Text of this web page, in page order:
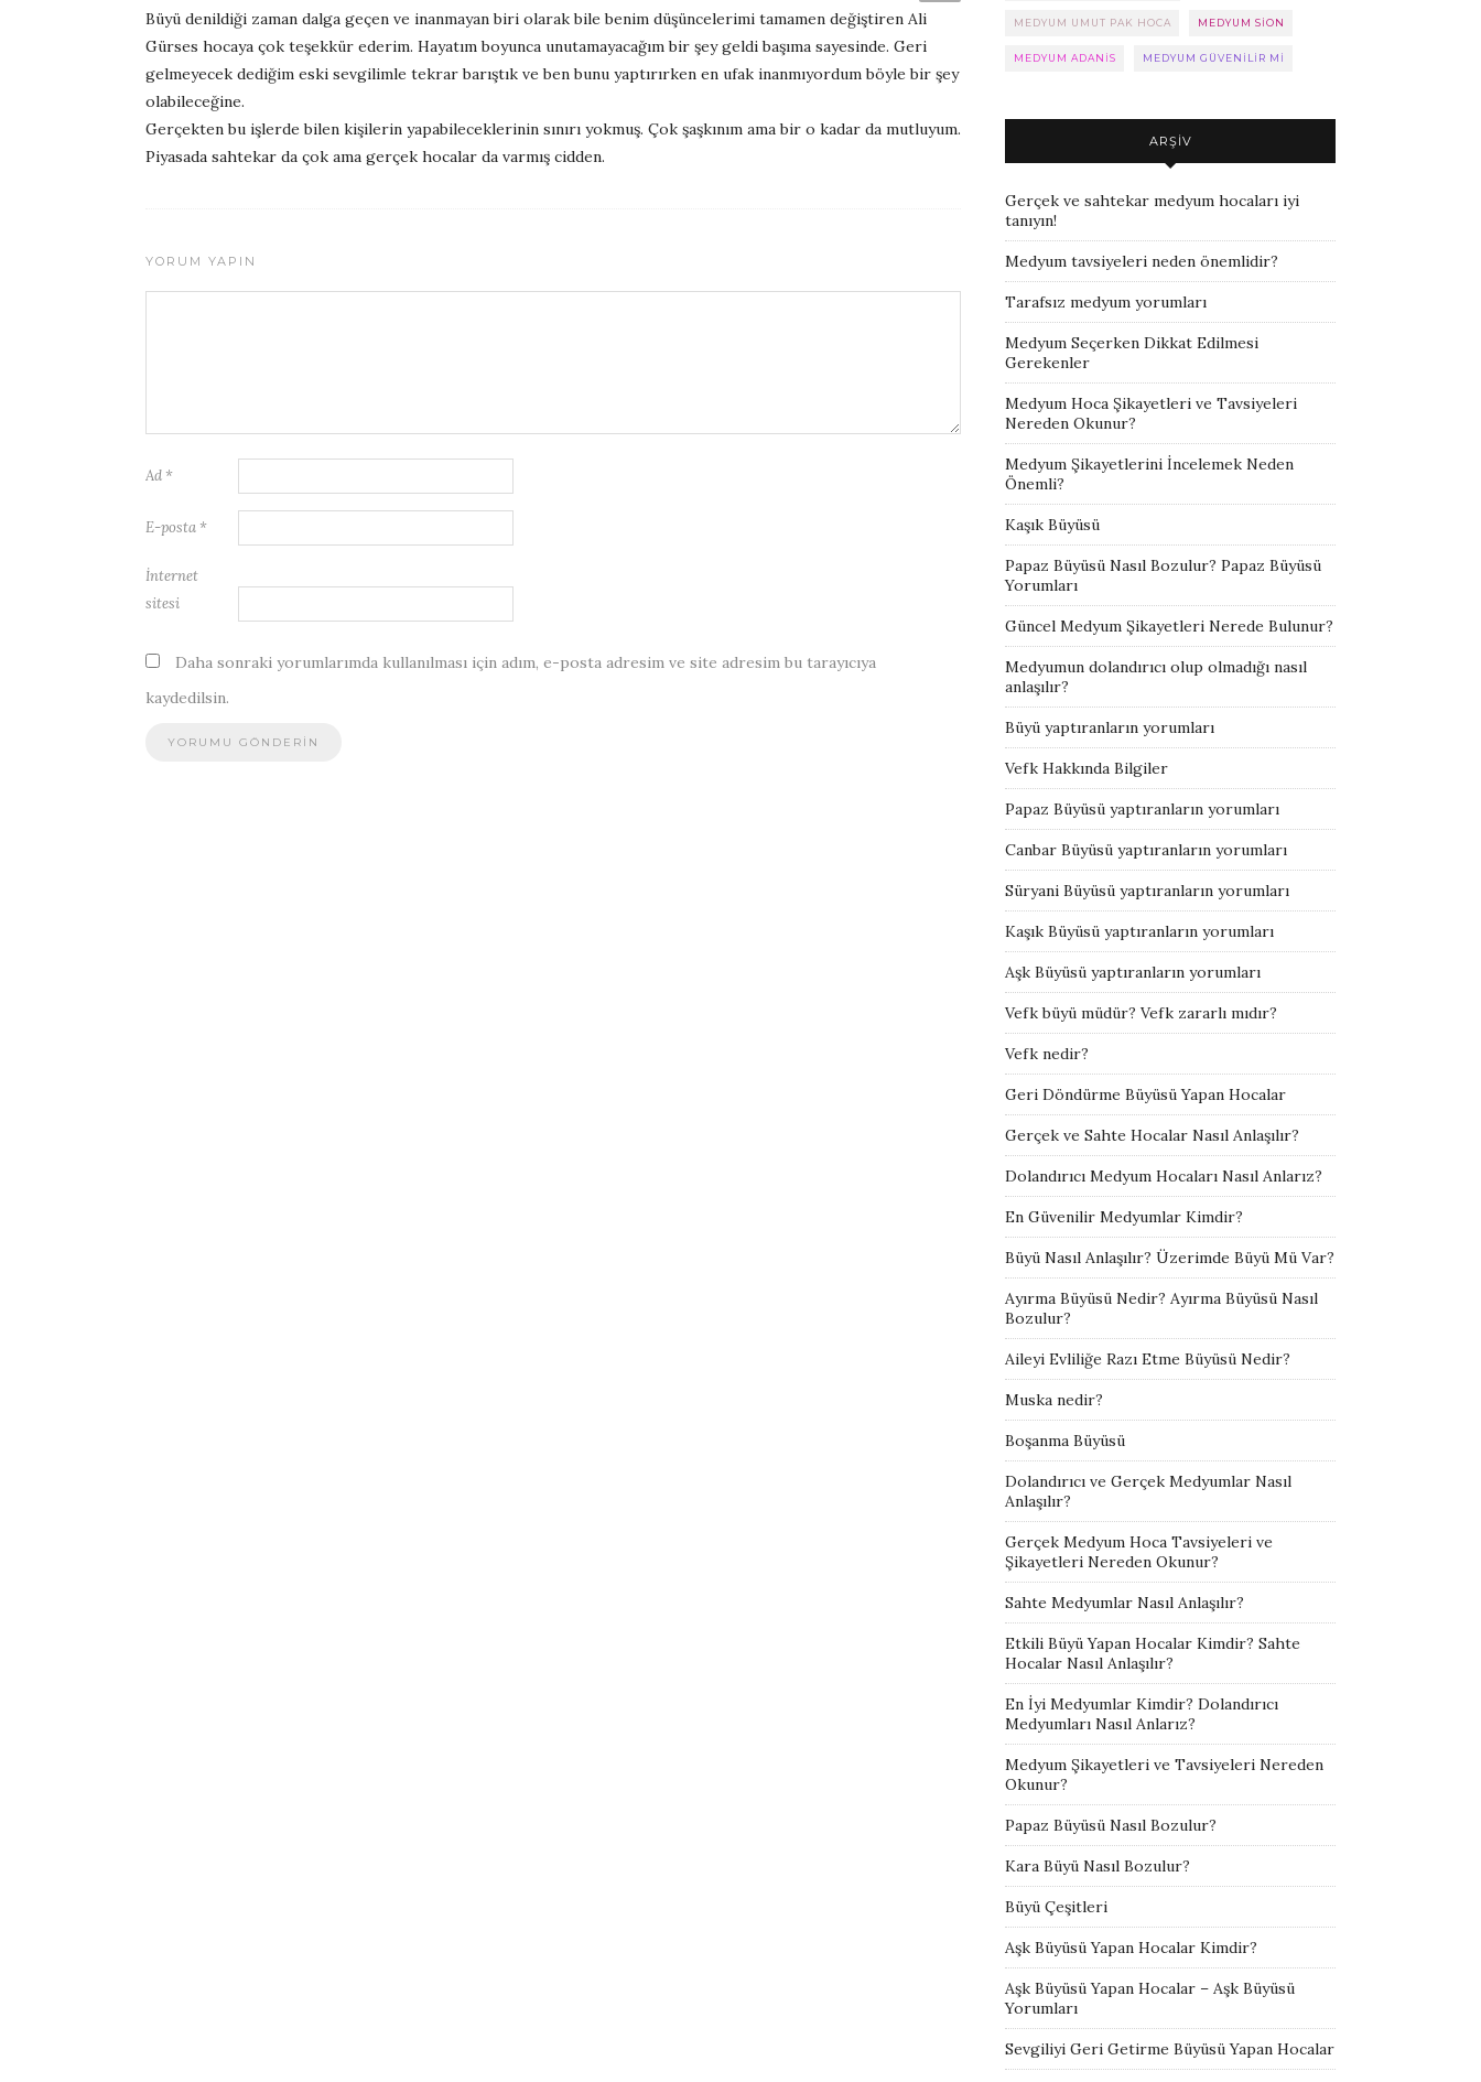
Büyü denildiği zaman dalga geçen ve inanmayan biri olarak bile benim düşüncelerimi tamamen değiştiren Ali
Gürses hocaya çok teşekkür ederim. Hayatım boyunca unutamayacağım bir şey geldi başıma sayesinde. Geri
gelmeyecek dediğim eski sevgilimle tekrar barıştık ve ben bunu yaptırırken en ufak inanmıyordum böyle bir şey
olabileceğine.
Gerçekten bu işlerde bilen kişilerin yapabileceklerinin sınırı yokmuş. Çok şaşkınım ama bir o kadar da mutluyum.
Piyasada sahtekar da çok ama gerçek hocalar da varmış cidden.
YORUM YAPIN
Ad *
E-posta *
İnternet
sitesi
Daha sonraki yorumlarımda kullanılması için adım, e-posta adresim ve site adresim bu tarayıcıya
kaydedilsin.
MEDYUM UMUT PAK HOCA MEDYUM SION
MEDYUM ADANIS MEDYUM GÜVENILIR MI
ARŞIV
Gerçek ve sahtekar medyum hocaları iyi
tanıyın!
Medyum tavsiyeleri neden önemlidir?
Tarafsız medyum yorumları
Medyum Seçerken Dikkat Edilmesi
Gerekenler
Medyum Hoca Şikayetleri ve Tavsiyeleri
Nereden Okunur?
Medyum Şikayetlerini İncelemek Neden
Önemli?
Kaşık Büyüsü
Papaz Büyüsü Nasıl Bozulur? Papaz Büyüsü
Yorumları
Güncel Medyum Şikayetleri Nerede Bulunur?
Medyumun dolandırıcı olup olmadığı nasıl
anlaşılır?
Büyü yaptıranların yorumları
Vefk Hakkında Bilgiler
Papaz Büyüsü yaptıranların yorumları
Canbar Büyüsü yaptıranların yorumları
Süryani Büyüsü yaptıranların yorumları
Kaşık Büyüsü yaptıranların yorumları
Aşk Büyüsü yaptıranların yorumları
Vefk büyü müdür? Vefk zararlı mıdır?
Vefk nedir?
Geri Döndürme Büyüsü Yapan Hocalar
Gerçek ve Sahte Hocalar Nasıl Anlaşılır?
Dolandırıcı Medyum Hocaları Nasıl Anlarız?
En Güvenilir Medyumlar Kimdir?
Büyü Nasıl Anlaşılır? Üzerimde Büyü Mü Var?
Ayırma Büyüsü Nedir? Ayırma Büyüsü Nasıl
Bozulur?
Aileyi Evliliğe Razı Etme Büyüsü Nedir?
Muska nedir?
Boşanma Büyüsü
Dolandırıcı ve Gerçek Medyumlar Nasıl
Anlaşılır?
Gerçek Medyum Hoca Tavsiyeleri ve
Şikayetleri Nereden Okunur?
Sahte Medyumlar Nasıl Anlaşılır?
Etkili Büyü Yapan Hocalar Kimdir? Sahte
Hocalar Nasıl Anlaşılır?
En İyi Medyumlar Kimdir? Dolandırıcı
Medyumları Nasıl Anlarız?
Medyum Şikayetleri ve Tavsiyeleri Nereden
Okunur?
Papaz Büyüsü Nasıl Bozulur?
Kara Büyü Nasıl Bozulur?
Büyü Çeşitleri
Aşk Büyüsü Yapan Hocalar Kimdir?
Aşk Büyüsü Yapan Hocalar – Aşk Büyüsü
Yorumları
Sevgiliyi Geri Getirme Büyüsü Yapan Hocalar